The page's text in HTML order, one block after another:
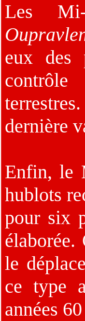
Les
eux des
contrôle
dernière
Enfin, le
hublots
pour six
le
ce type
années 60